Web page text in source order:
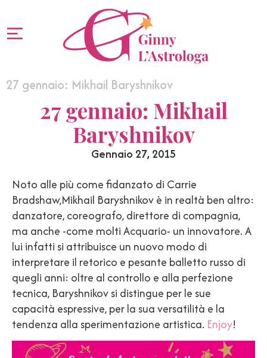
27 gennaio: Mikhail Baryshnikov
27 gennaio: Mikhail
Baryshnikov
Gennaio 27, 2015
Noto alle più come fidanzato di Carrie
Bradshaw,Mikhail Baryshnikov è in realtà ben altro:
danzatore, coreografo, direttore di compagnia,
ma anche -come molti Acquario- un innovatore. A
lui infatti si attribuisce un nuovo modo di
interpretare il retorico e pesante balletto russo di
quegli anni: oltre al controllo e alla perfezione
tecnica, Baryshnikov si distingue per le sue
capacità espressive, per la sua versatilità e la
tendenza alla sperimentazione artistica. Enjoy!